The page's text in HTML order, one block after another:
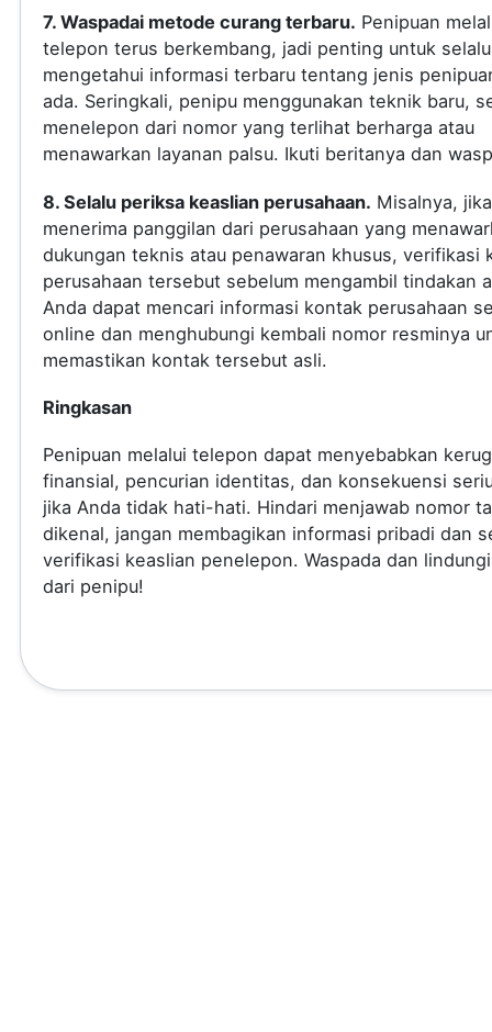
7. Waspadai metode curang terbaru. Penipuan
telepon terus berkembang, jadi penting untuk selalu
mengetahui informasi terbaru tentang jenis
ada. Seringkali, penipu menggunakan teknik baru,
menelepon dari nomor yang terlihat berharga atau
menawarkan layanan palsu. Ikuti beritanya dan
8. Selalu periksa keaslian perusahaan. Misalnya,
menerima panggilan dari perusahaan yang
dukungan teknis atau penawaran khusus, verifikasi
perusahaan tersebut sebelum mengambil tindakan
Anda dapat mencari informasi kontak perusahaan
online dan menghubungi kembali nomor resminya
memastikan kontak tersebut asli.
Ringkasan
Penipuan melalui telepon dapat menyebabkan
finansial, pencurian identitas, dan konsekuensi
jika Anda tidak hati-hati. Hindari menjawab nomor
dikenal, jangan membagikan informasi pribadi dan
verifikasi keaslian penelepon. Waspada dan
dari penipu!